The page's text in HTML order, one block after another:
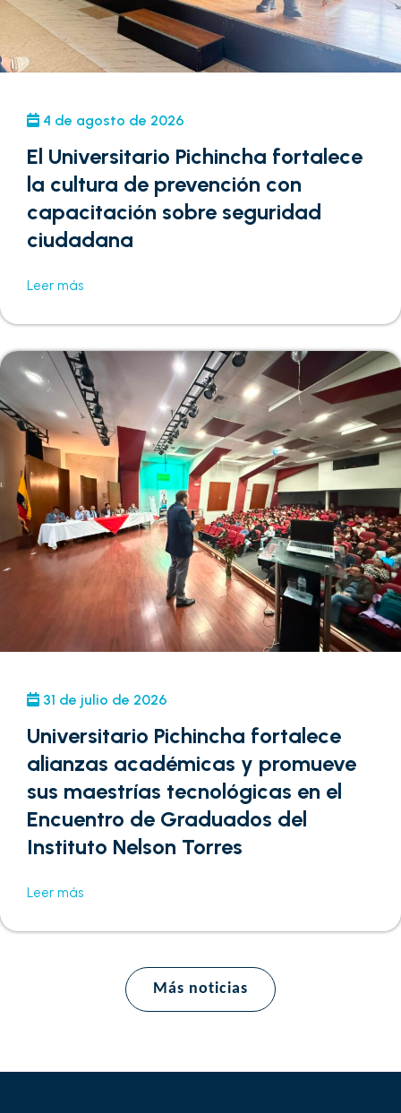
4 de agosto de 2026
El Universitario Pichincha fortalece
la cultura de prevención con
capacitación sobre seguridad
ciudadana
Leer más
31 de julio de 2026
Universitario Pichincha fortalece
alianzas académicas y promueve
sus maestrías tecnológicas en el
Encuentro de Graduados del
Instituto Nelson Torres
Leer más
Más noticias